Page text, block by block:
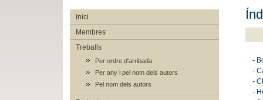
Inici
Membres
Treballs
Per ordre d'arribada
Per any i pel nom dels autors
Pel nom dels autors
-
-
-
-